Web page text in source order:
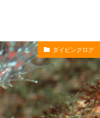
ダイビングログ